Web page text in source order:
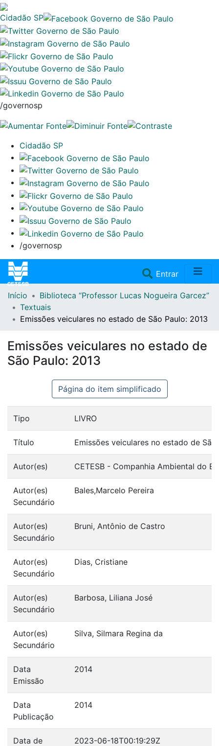
Cidadão SP
/governosp
Cidadão SP
/governosp
Entrar(current)
Home
Repositório
Doações/Aquisições
Fale Conosco
Início
Biblioteca “Professor Lucas Nogueira Garcez”
Textuais
Emissões veiculares no estado de São Paulo: 2013
Emissões veiculares no estado de
São Paulo: 2013
Página do item simplificado
Tipo LIVRO
Título Emissões veiculares no estado de São
Autor(es) CETESB - Companhia Ambiental do
Autor(es)
Secundário
Bales,Marcelo Pereira
Autor(es)
Secundário
Bruni, Antônio de Castro
Autor(es)
Secundário
Dias, Cristiane
Autor(es)
Secundário
Barbosa, Liliana José
Autor(es)
Secundário
Silva, Silmara Regina da
Data
Emissão
2014
Data
Publicação
2014
Data de
2023-06-18T00:19:29Z